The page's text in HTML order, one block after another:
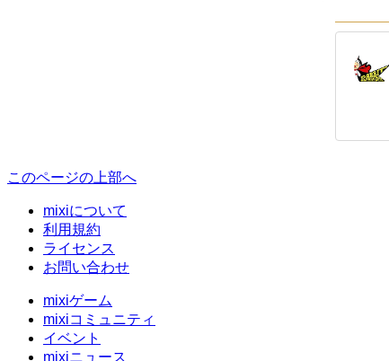
このページの上部へ
mixiについて
利用規約
ライセンス
お問い合わせ
mixiゲーム
mixiコミュニティ
イベント
mixiニュース